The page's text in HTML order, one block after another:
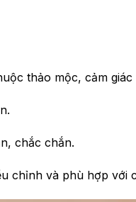
thảo mộc, cảm
chắc chắn.
chỉnh và phù hợp với